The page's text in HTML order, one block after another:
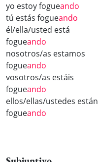
yo estoy fogueando
tú estás fogueando
él/ella/usted está
fogueando
nosotros/as estamos
fogueando
vosotros/as estáis
fogueando
ellos/ellas/ustedes están
fogueando